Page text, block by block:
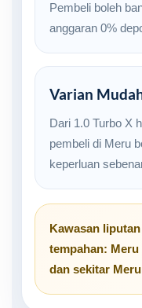
Pembeli boleh
anggaran 0%
Varian
Dari 1.0 Turbo X
pembeli di Meru
keperluan
Kawasan
tempahan: Meru
dan sekitar